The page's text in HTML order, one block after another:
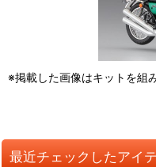
※掲載した画像はキットを組
最近チェックしたアイ